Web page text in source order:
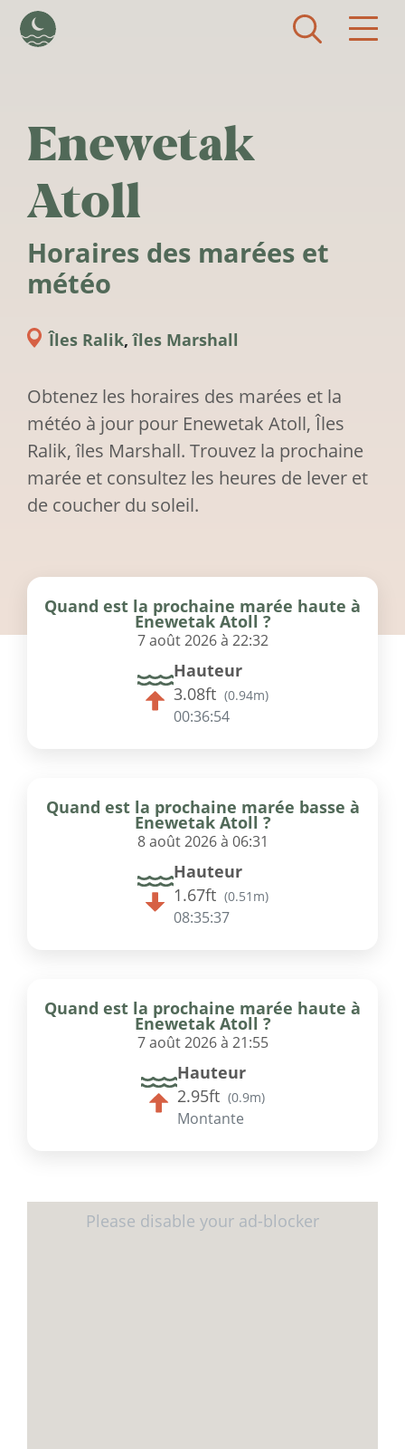
Enewetak
Atoll
Horaires des marées et
météo
Îles Ralik,îles Marshall
Obtenez les horaires des marées et la
météo à jour pour Enewetak Atoll, Îles
Ralik, îles Marshall. Trouvez la prochaine
marée et consultez les heures de lever et
de coucher du soleil.
Quand est la prochaine marée haute à
Enewetak Atoll ?
7 août 2026 à 22:32
Hauteur
3.08ft (0.94m)
00:36:54
Quand est la prochaine marée basse à
Enewetak Atoll ?
8 août 2026 à 06:31
Hauteur
1.67ft (0.51m)
08:35:37
Quand est la prochaine marée haute à
Enewetak Atoll ?
7 août 2026 à 21:55
Hauteur
2.95ft (0.9m)
Montante